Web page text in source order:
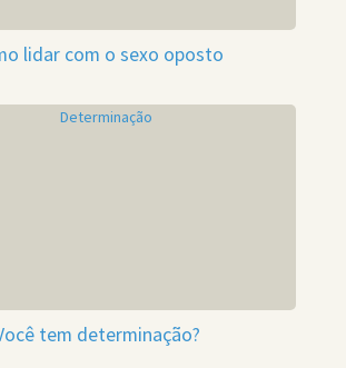
lidar com o sexo oposto
tem determinação?